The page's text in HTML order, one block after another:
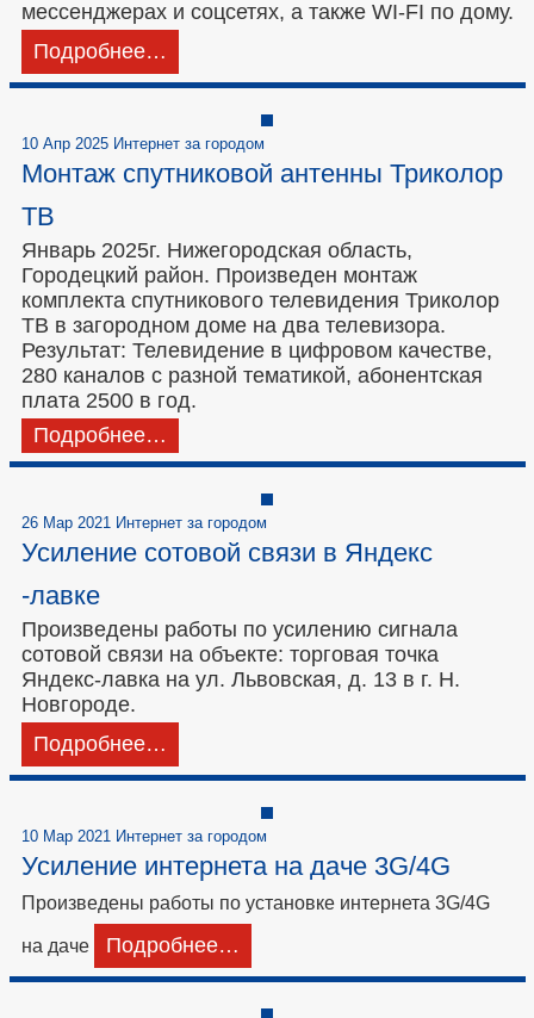
мессенджерах и соцсетях, а также WI-FI по дому.
Подробнее…
10 Апр 2025 Интернет за городом
Монтаж спутниковой антенны Триколор
ТВ
Январь 2025г. Нижегородская область,
Городецкий район. Произведен монтаж
комплекта спутникового телевидения Триколор
ТВ в загородном доме на два телевизора.
Результат: Телевидение в цифровом качестве,
280 каналов с разной тематикой, абонентская
плата 2500 в год.
Подробнее…
26 Мар 2021 Интернет за городом
Усиление сотовой связи в Яндекс
-лавке
Произведены работы по усилению сигнала
сотовой связи на объекте: торговая точка
Яндекс-лавка на ул. Львовская, д. 13 в г. Н.
Новгороде.
Подробнее…
10 Мар 2021 Интернет за городом
Усиление интернета на даче 3G/4G
Произведены работы по установке интернета 3G/4G
на даче Подробнее…